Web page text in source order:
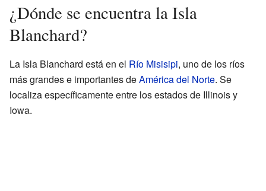
¿Dónde se encuentra la Isla
Blanchard?
La Isla Blanchard está en el Río Misisipi, uno de los ríos
más grandes e importantes deAmérica del Norte. Se
localiza específicamente entre los estados de Illinois y
Iowa.